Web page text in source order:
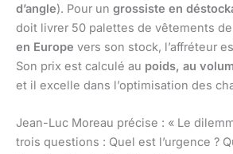
d’angle). Pour un grossiste en
doit livrer 50 palettes de vêtements
en Europe vers son stock, l’affréteur
Son prix est calculé au poids, au
et il excelle dans l’optimisation des
Jean-Luc Moreau précise : « Le
trois questions : Quel est l’urgence ?